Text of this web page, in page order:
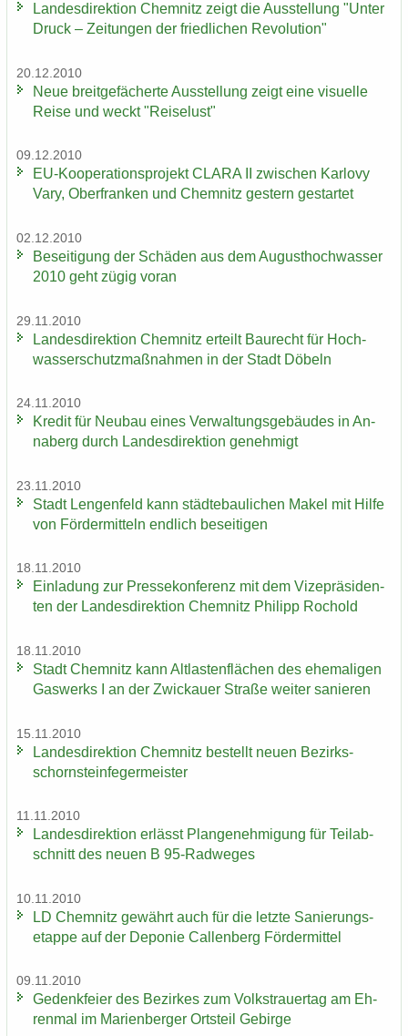
Lan­des­di­rek­ti­on Chem­nitz zeigt die Aus­stel­lung "Unter
Druck – Zei­tun­gen der fried­li­chen Re­vo­lu­ti­on"
20.12.2010
Neue breit­ge­fä­cher­te Aus­stel­lung zeigt eine vi­su­el­le
Reise und weckt "Rei­se­lust"
09.12.2010
EU-​Kooperationsprojekt CLARA II zwi­schen Kar­lo­vy
Vary, Ober­fran­ken und Chem­nitz ges­tern ge­star­tet
02.12.2010
Be­sei­ti­gung der Schä­den aus dem Au­gust­hoch­was­ser
2010 geht zügig voran
29.11.2010
Lan­des­di­rek­ti­on Chem­nitz er­teilt Bau­recht für Hoch­
was­ser­schutz­maß­nah­men in der Stadt Dö­beln
24.11.2010
Kre­dit für Neu­bau eines Ver­wal­tungs­ge­bäu­des in An­
na­berg durch Lan­des­di­rek­ti­on ge­neh­migt
23.11.2010
Stadt Len­gen­feld kann städ­te­bau­li­chen Makel mit Hilfe
von För­der­mit­teln end­lich be­sei­ti­gen
18.11.2010
Ein­la­dung zur Pres­se­kon­fe­renz mit dem Vi­ze­prä­si­den­
ten der Lan­des­di­rek­ti­on Chem­nitz Phil­ipp Ro­chold
18.11.2010
Stadt Chem­nitz kann Alt­las­ten­flä­chen des ehe­ma­li­gen
Gas­werks I an der Zwi­ckau­er Stra­ße wei­ter sa­nie­ren
15.11.2010
Lan­des­di­rek­ti­on Chem­nitz be­stellt neuen Be­zirks­
schorn­stein­fe­ger­meis­ter
11.11.2010
Lan­des­di­rek­ti­on er­lässt Plan­ge­neh­mi­gung für Teil­ab­
schnitt des neuen B 95-​Radweges
10.11.2010
LD Chem­nitz ge­währt auch für die letz­te Sa­nie­rungs­
etap­pe auf der De­po­nie Cal­len­berg För­der­mit­tel
09.11.2010
Ge­denk­fei­er des Be­zir­kes zum Volks­trau­er­tag am Eh­
ren­mal im Ma­ri­en­ber­ger Orts­teil Ge­bir­ge